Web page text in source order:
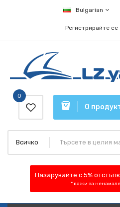
Bulgarian
Регистрирайте се
0
0
Всичко
Пазарувайте с 5%
* важи за